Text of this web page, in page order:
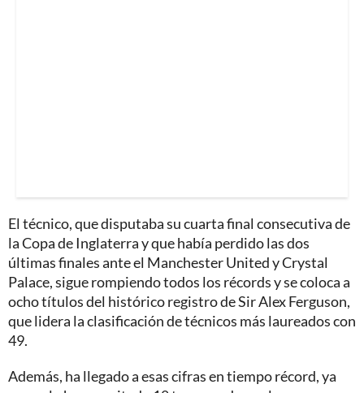
El técnico, que disputaba su cuarta final consecutiva de
la Copa de Inglaterra y que había perdido las dos
últimas finales ante el Manchester United y Crystal
Palace, sigue rompiendo todos los récords y se coloca a
ocho títulos del histórico registro de Sir Alex Ferguson,
que lidera la clasificación de técnicos más laureados con
49.
Además, ha llegado a esas cifras en tiempo récord, ya